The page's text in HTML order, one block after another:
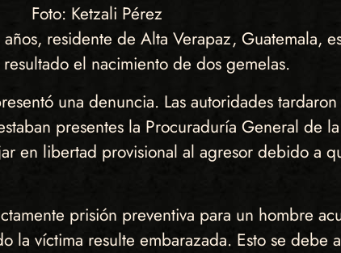
Foto: Ketzali Pérez
residente de Alta Verapaz, Guatemala,
el nacimiento de dos gemelas.
una denuncia. Las autoridades
presentes la Procuraduría General de
en libertad provisional al agresor debido a
prisión preventiva para un hombre
la víctima resulte embarazada. Esto se